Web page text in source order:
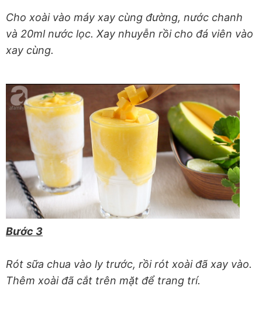
Cho xoài vào máy xay cùng đường, nước chanh
và 20ml nước lọc. Xay nhuyễn rồi cho đá viên vào
xay cùng.
Bước 3
Rót sữa chua vào ly trước, rồi rót xoài đã xay vào.
Thêm xoài đã cắt trên mặt để trang trí.